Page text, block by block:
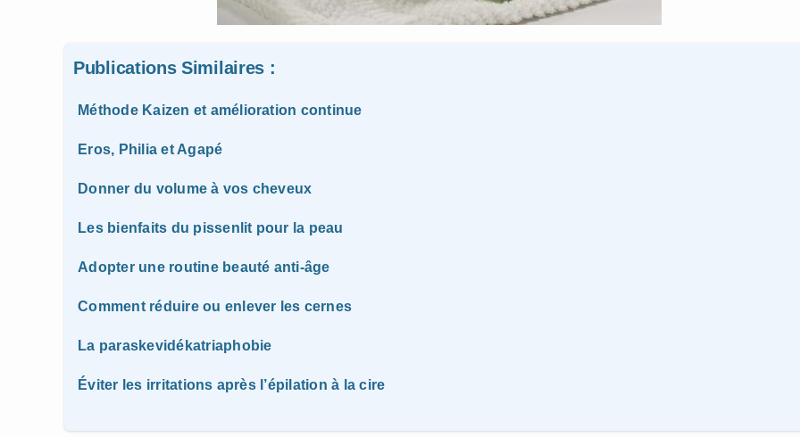
Publications Similaires :
Méthode Kaizen et amélioration continue
Eros, Philia et Agapé
Donner du volume à vos cheveux
Les bienfaits du pissenlit pour la peau
Adopter une routine beauté anti-âge
Comment réduire ou enlever les cernes
La paraskevidékatriaphobie
Éviter les irritations après l’épilation à la cire